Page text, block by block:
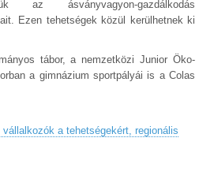
az ásványvagyon-gazdálkodás
Ezen tehetségek közül kerülhetnek ki
tábor, a nemzetközi Junior Öko-
a gimnázium sportpályái is a Colas
a tehetségekért, regionális